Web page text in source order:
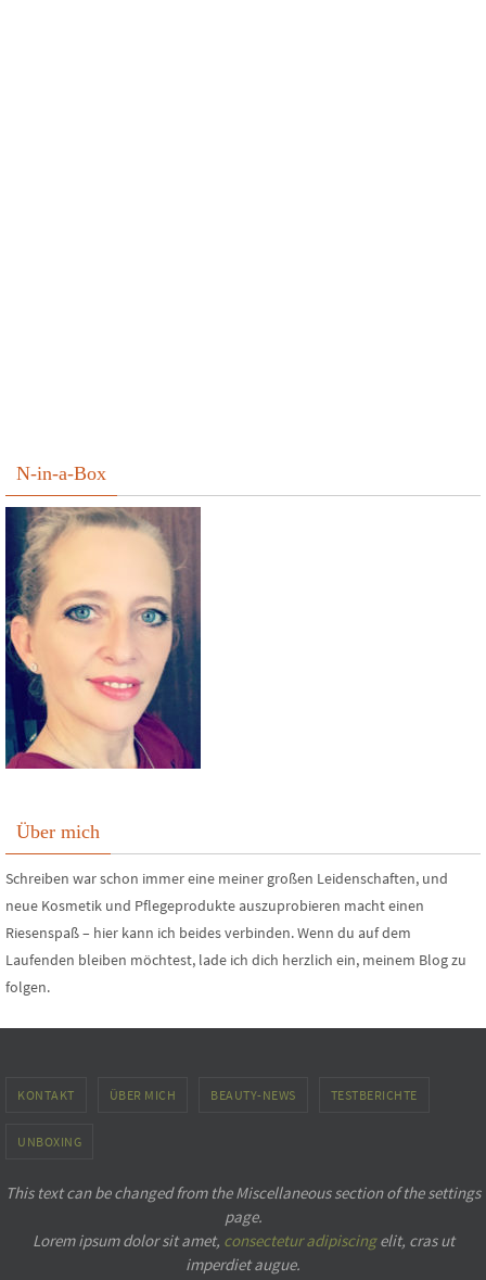
N-in-a-Box
Über mich
Schreiben war schon immer eine meiner großen Leidenschaften, und
neue Kosmetik und Pflegeprodukte auszuprobieren macht einen
Riesenspaß – hier kann ich beides verbinden. Wenn du auf dem
Laufenden bleiben möchtest, lade ich dich herzlich ein, meinem Blog zu
folgen.
KONTAKT ÜBER MICH BEAUTY-NEWS TESTBERICHTE
UNBOXING
This text can be changed from the Miscellaneous section of the settings
page.
Lorem ipsumdolor sit amet, consectetur adipiscingelit, cras ut
imperdiet augue.